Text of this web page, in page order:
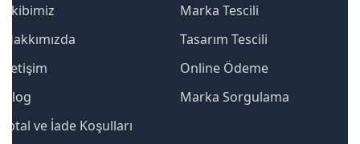
Ekibimiz
Hakkımızda
İletişim
Blog
İptal ve İade Koşulları
Marka Tescili
Tasarım Tescili
Online Ödeme
Marka Sorgulama